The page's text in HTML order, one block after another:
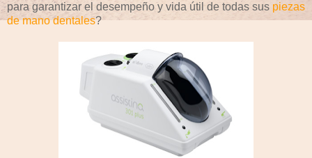
para garantizar el desempeño y vida útil de todas sus piezas
de mano dentales?